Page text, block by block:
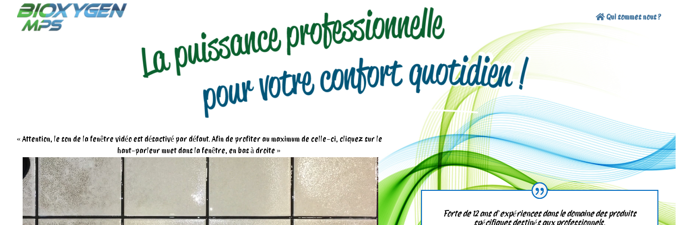
Qui sommes nous ?
« Attention, le son de la fenêtre vidéo est désactivé par défaut. Afin de profiter au maximum de celle-ci, cliquez sur le
haut-parleur muet dans la fenêtre, en bas à droite »
Forte de 12 ans d’expériences dans le domaine des produits